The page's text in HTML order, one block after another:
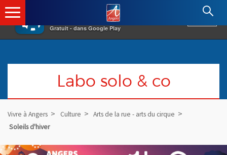
×
Gratuit - dans Google Play
Angers.fr : Retour à l'accueil
Labo solo & co
Vivre à Angers Culture
Arts de la rue - arts du cirque
Soleils d'hiver